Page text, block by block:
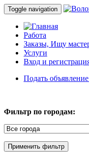
Toggle navigation
Работа
Заказы, Ищу
Услуги
Вход и
Подать
Фильтр по городам: